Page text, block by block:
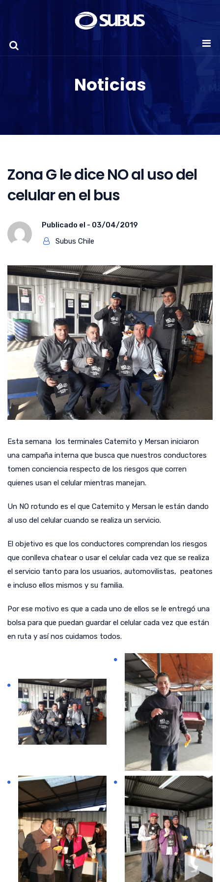
Noticias
Zona G le dice NO al uso del
celular en el bus
Publicado el - 03/04/2019
Subus Chile
Esta semana los terminales Catemito y Mersan iniciaron
una campaña interna que busca que nuestros conductores
tomen conciencia respecto de los riesgos que corren
quienes usan el celular mientras manejan.
Un NO rotundo es el que Catemito y Mersan le están dando
al uso del celular cuando se realiza un servicio.
El objetivo es que los conductores comprendan los riesgos
que conlleva chatear o usar el celular cada vez que se realiza
el servicio tanto para los usuarios, automovilistas, peatones
e incluso ellos mismos y su familia.
Por ese motivo es que a cada uno de ellos se le entregó una
bolsa para que puedan guardar el celular cada vez que están
en ruta y así nos cuidamos todos.